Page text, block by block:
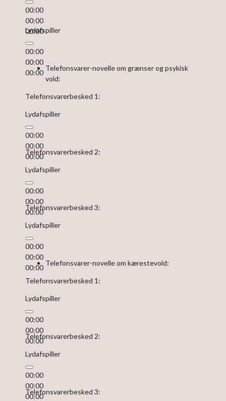
00:00
00:00
00:00
Lydafspiller
00:00
00:00
00:00
Telefonsvarer-novelle om grænser og psykisk
vold:
Telefonsvarerbesked 1:
Lydafspiller
00:00
00:00
00:00
Telefonsvarerbesked 2:
Lydafspiller
00:00
00:00
00:00
Telefonsvarerbesked 3:
Lydafspiller
00:00
00:00
00:00
Telefonsvarer-novelle om kærestevold:
Telefonsvarerbesked 1:
Lydafspiller
00:00
00:00
00:00
Telefonsvarerbesked 2:
Lydafspiller
00:00
00:00
00:00
Telefonsvarerbesked 3: